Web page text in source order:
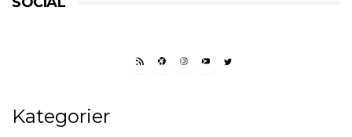
RSS FEEDFACEBOOK
INSTAGRAM
YOUTUBETWITTER
Kategorier